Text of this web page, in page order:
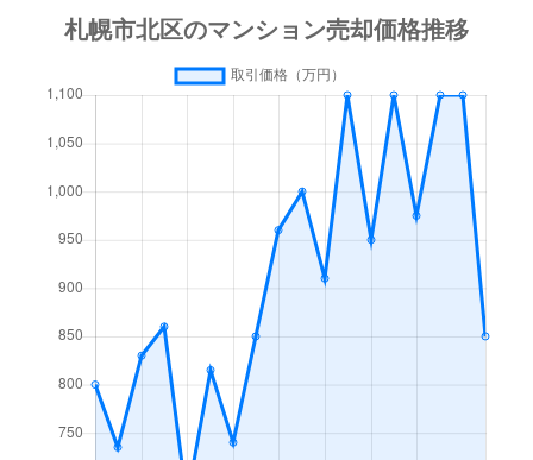
あいの里２条
あいの里教育大
あいの里３条
1,300万円 あいの里教育大
あいの里公園
麻生町
2,200万円 麻生
北６条西
1,200万円 札幌(ＪＲ)
北７条西
610万円
北７条西
2,300万円
北７条西
4,000万円